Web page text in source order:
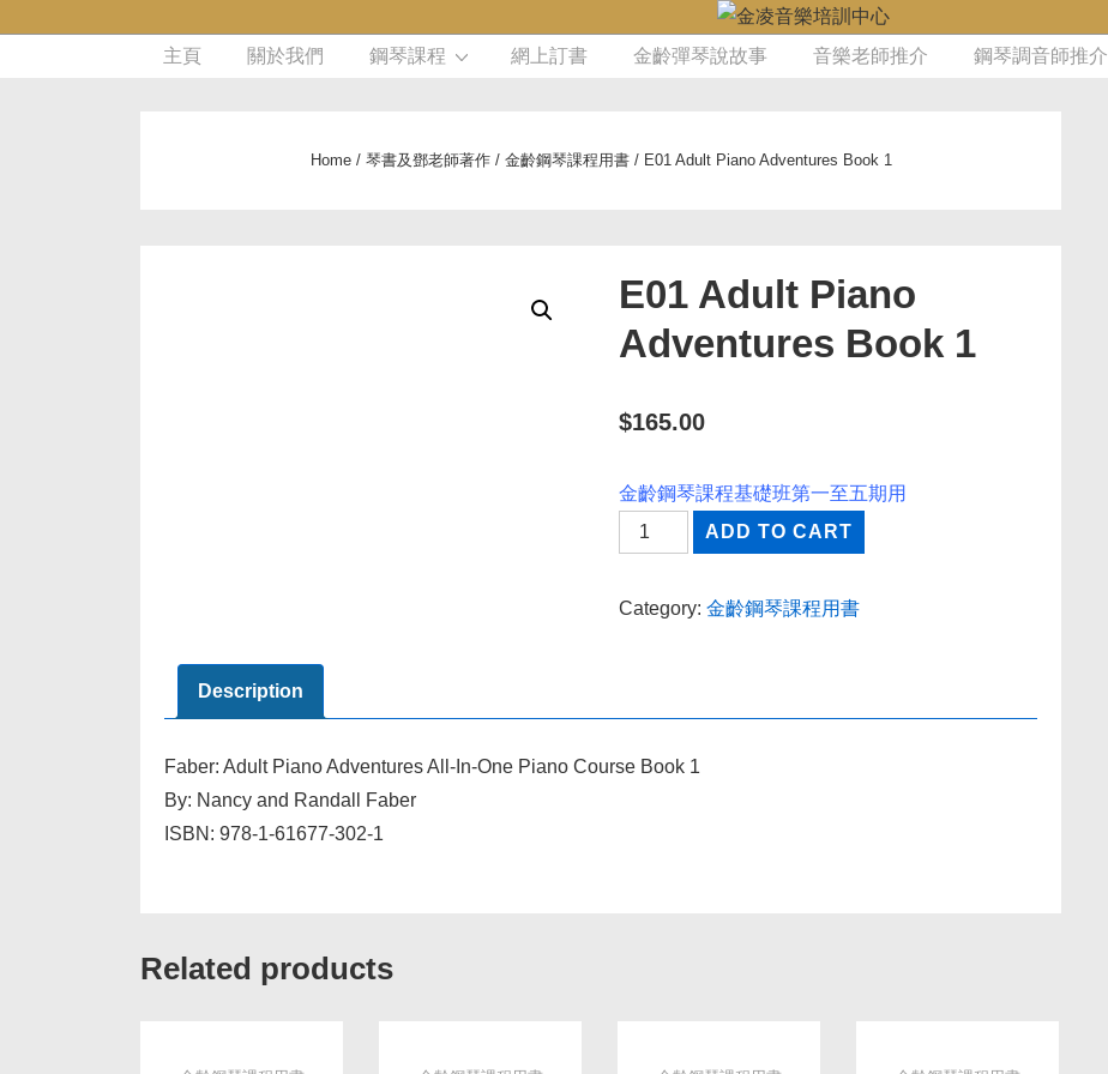
主頁 關於我們 鋼琴課程 網上訂書 金齡彈琴說故事 音樂老師推介 鋼琴調音師推介
Home/ 琴書及鄧老師著作/ 金齡鋼琴課程用書/ E01 Adult Piano Adventures Book 1
E01 Adult Piano
Adventures Book 1
$165.00
金齡鋼琴課程基礎班第一至五期用
E01
Adult
ADD TO CART
Category: 金齡鋼琴課程用書
Description
Faber: Adult Piano Adventures All-In-One Piano Course Book 1
By: Nancy and Randall Faber
ISBN: 978-1-61677-302-1
Related products